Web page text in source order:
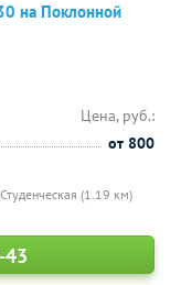
на Поклонной
Студенческая (1.19 км)
Цена, руб.:
от 800
43